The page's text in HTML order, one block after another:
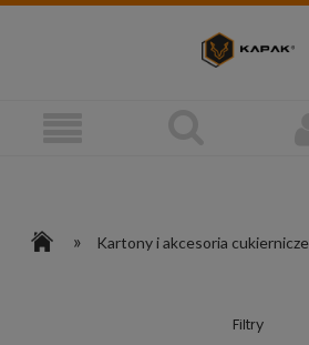
» Kartony i akcesoria cukiernicze
Filtry